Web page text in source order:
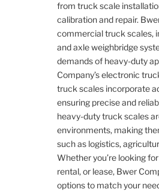
from truck scale
calibration and repair.
commercial truck scales,
and axle weighbridge
demands of heavy-duty
Company’s electronic
truck scales incorporate
ensuring precise and
heavy-duty truck scales
environments, making
such as logistics,
Whether you’re looking
rental, or lease, Bwer
options to match your